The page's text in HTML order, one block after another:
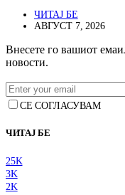
ЧИТАЈ БЕ
АВГУСТ 7, 2026
Внесете го вашиот
новости.
СЕ СОГЛАСУВАМ
ЧИТАЈ БЕ
25K
3K
2K